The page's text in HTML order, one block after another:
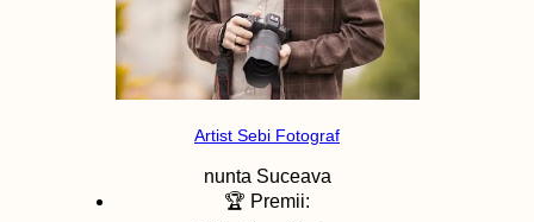
Artist Sebi Fotograf
nunta Suceava
🏆 Premii: